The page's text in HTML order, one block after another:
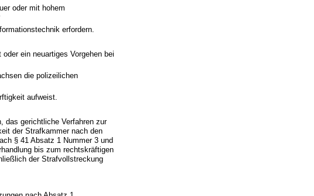
oder mit hohem
erfordern.
ein neuartiges Vorgehen bei
die polizeilichen
aufweist.
das gerichtliche Verfahren zur
der Strafkammer nach den
§ 41 Absatz 1 Nummer 3 und
bis zum rechtskräftigen
der Strafvollstreckung